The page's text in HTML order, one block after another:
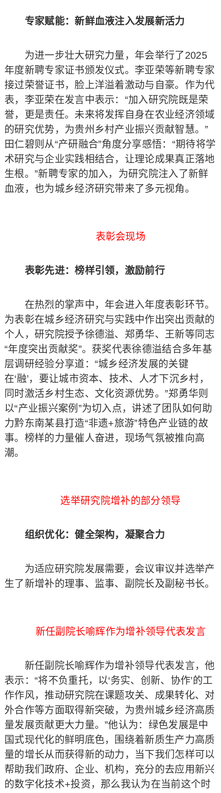
专家赋能：新鲜血液注入发展新活力
为进一步壮大研究力量，年会举行了2025
年度新聘专家证书颁发仪式。李亚荣等新聘专家
接过荣誉证书，脸上洋溢着激动与自豪。作为代
表，李亚荣在发言中表示：“加入研究院既是荣
誉，更是责任。未来将发挥自身在农业经济领域
的研究优势，为贵州乡村产业振兴贡献智慧。”
田仁碧则从“产研融合”角度分享感悟：“期待将学
术研究与企业实践相结合，让理论成果真正落地
生根。”新聘专家的加入，为研究院注入了新鲜
血液，也为城乡经济研究带来了多元视角。
表彰会现场
表彰先进：榜样引领，激励前行
在热烈的掌声中，年会进入年度表彰环节。
为表彰在城乡经济研究与实践中作出突出贡献的
个人，研究院授予徐德溢、郑勇华、王新等同志
“年度突出贡献奖”。获奖代表徐德溢结合多年基
层调研经验分享道：“城乡经济发展的关键
在‘融’，要让城市资本、技术、人才下沉乡村，
同时激活乡村生态、文化资源优势。”郑勇华则
以“产业振兴案例”为切入点，讲述了团队如何助
力黔东南某县打造“非遗+旅游”特色产业链的故
事。榜样的力量催人奋进，现场气氛被推向高
潮。
选举研究院增补的部分领导
组织优化：健全架构，凝聚合力
为适应研究院发展需要，会议审议并选举产
生了新增补的理事、监事、副院长及副秘书长。
新任副院长喻辉作为增补领导代表发言
新任副院长喻辉作为增补领导代表发言，他
表示：“将不负重托，以‘务实、创新、协作’的工
作作风，推动研究院在课题攻关、成果转化、对
外合作等方面取得新突破，为贵州城乡经济高质
量发展贡献更大力量。”他认为：绿色发展是中
国式现代化的鲜明底色，围绕着新质生产力高质
量的增长从而获得新的动力，当下我们怎样可以
帮助我们政府、企业、机构，充分的去应用新兴
的数字化技术+投资，那么我认为在当前这个时